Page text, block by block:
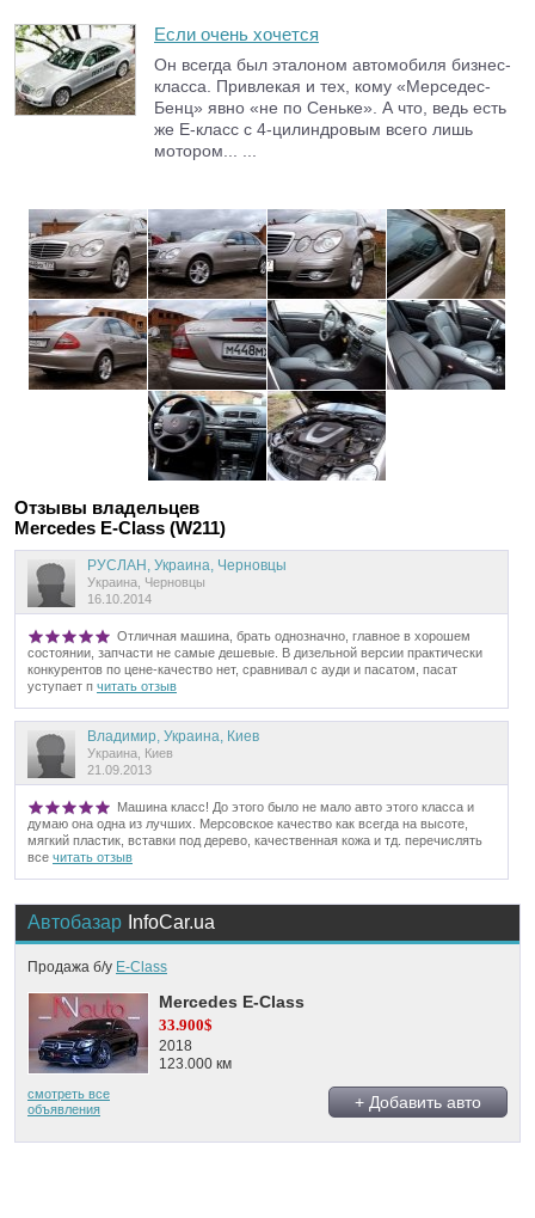
Если очень хочется
Он всегда был эталоном автомобиля бизнес-
класса. Привлекая и тех, кому «Мерседес-
Бенц» явно «не по Сеньке». А что, ведь есть
же Е-класс с 4-цилиндровым всего лишь
мотором... ...
Отзывы владельцев
Mercedes E-Class (W211)
РУСЛАН, Украина, Черновцы
Украина, Черновцы
16.10.2014
Отличная машина, брать однозначно, главное в хорошем
состоянии, запчасти не самые дешевые. В дизельной версии практически
конкурентов по цене-качество нет, сравнивал с ауди и пасатом, пасат
уступает п читать отзыв
Владимир, Украина, Киев
Украина, Киев
21.09.2013
Машина класс! До этого было не мало авто этого класса и
думаю она одна из лучших. Мерсовское качество как всегда на высоте,
мягкий пластик, вставки под дерево, качественная кожа и тд. перечислять
все читать отзыв
Автобазар InfoCar.ua
Продажа б/у E-Class
Mercedes E-Class
33.900$
2018
123.000 км
+ Добавить авто
смотреть все
объявления